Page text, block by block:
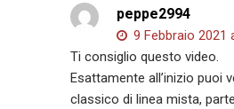
peppe2994
9 Febbraio 2021
Ti consiglio questo video.
Esattamente all’inizio puoi
classico di linea mista,